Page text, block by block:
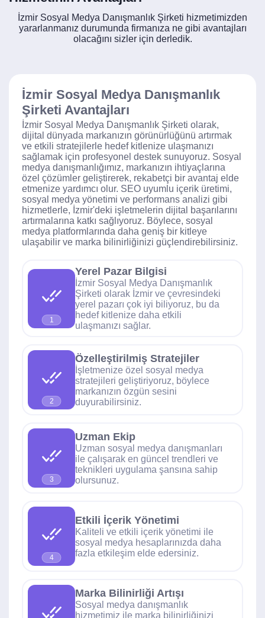
İzmir Sosyal Medya Danışmanlık Şirketi hizmetimizden
yararlanmanız durumunda firmanıza ne gibi avantajları
olacağını sizler için derledik.
İzmir Sosyal Medya Danışmanlık
Şirketi Avantajları
İzmir Sosyal Medya Danışmanlık Şirketi olarak,
dijital dünyada markanızın görünürlüğünü artırmak
ve etkili stratejilerle hedef kitlenize ulaşmanızı
sağlamak için profesyonel destek sunuyoruz. Sosyal
medya danışmanlığımız, markanızın ihtiyaçlarına
özel çözümler geliştirerek, rekabetçi bir avantaj elde
etmenize yardımcı olur. SEO uyumlu içerik üretimi,
sosyal medya yönetimi ve performans analizi gibi
hizmetlerle, İzmir'deki işletmelerin dijital başarılarını
artırmalarına katkı sağlıyoruz. Böylece, sosyal
medya platformlarında daha geniş bir kitleye
ulaşabilir ve marka bilinirliğinizi güçlendirebilirsiniz.
1
Yerel Pazar Bilgisi
İzmir Sosyal Medya Danışmanlık
Şirketi olarak İzmir ve çevresindeki
yerel pazarı çok iyi biliyoruz, bu da
hedef kitlenize daha etkili
ulaşmanızı sağlar.
2
Özelleştirilmiş Stratejiler
İşletmenize özel sosyal medya
stratejileri geliştiriyoruz, böylece
markanızın özgün sesini
duyurabilirsiniz.
3
Uzman Ekip
Uzman sosyal medya danışmanları
ile çalışarak en güncel trendleri ve
teknikleri uygulama şansına sahip
olursunuz.
4
Etkili İçerik Yönetimi
Kaliteli ve etkili içerik yönetimi ile
sosyal medya hesaplarınızda daha
fazla etkileşim elde edersiniz.
Marka Bilinirliği Artışı
Sosyal medya danışmanlık
hizmetimiz ile marka bilinirliğinizi